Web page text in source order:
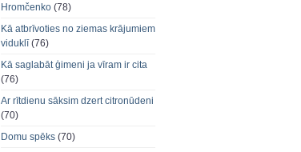
Hromčenko (78)
Kā atbrīvoties no ziemas krājumiem
viduklī(76)
Kā saglabāt ģimeni ja vīram ir cita
(76)
Ar rītdienu sāksim dzert citronūdeni
(70)
Domu spēks (70)